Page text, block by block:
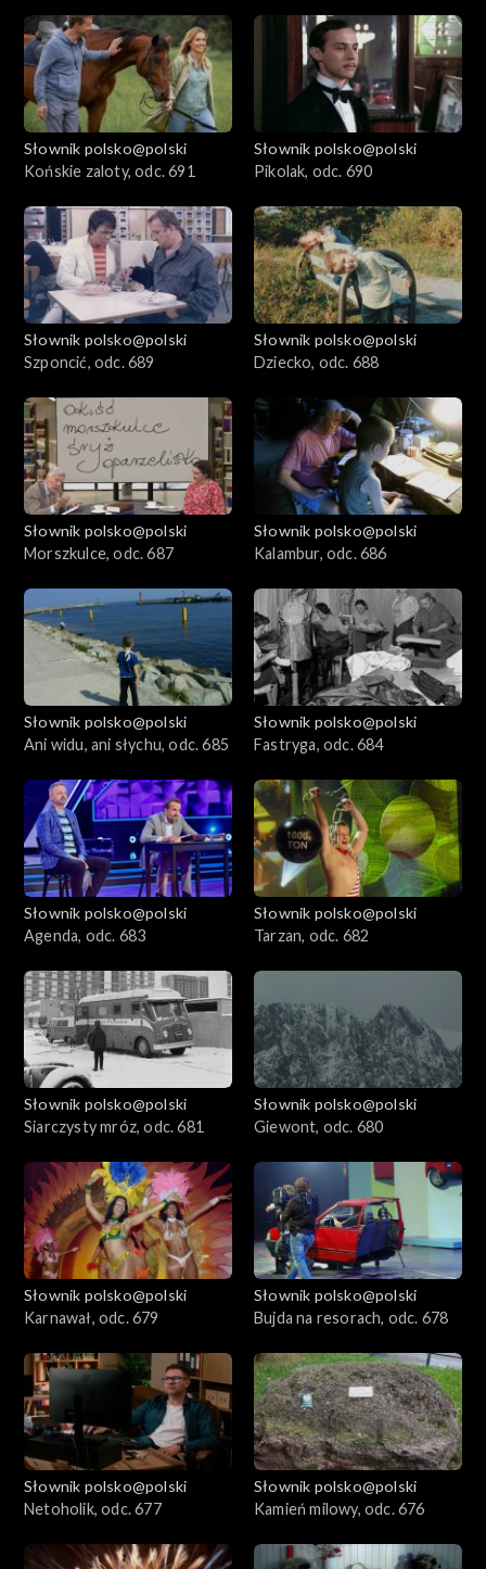
Słownik polsko@polski
Końskie zaloty, odc. 691
Słownik polsko@polski
Pikolak, odc. 690
Słownik polsko@polski
Szponcić, odc. 689
Słownik polsko@polski
Dziecko, odc. 688
Słownik polsko@polski
Morszkulce, odc. 687
Słownik polsko@polski
Kalambur, odc. 686
Słownik polsko@polski
Ani widu, ani słychu, odc. 685
Słownik polsko@polski
Fastryga, odc. 684
Słownik polsko@polski
Agenda, odc. 683
Słownik polsko@polski
Tarzan, odc. 682
Słownik polsko@polski
Siarczysty mróz, odc. 681
Słownik polsko@polski
Giewont, odc. 680
Słownik polsko@polski
Karnawał, odc. 679
Słownik polsko@polski
Bujda na resorach, odc. 678
Słownik polsko@polski
Netoholik, odc. 677
Słownik polsko@polski
Kamień milowy, odc. 676